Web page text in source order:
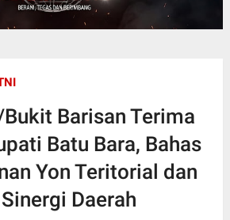
Barisan Terima
Batu Bara, Bahas
Yon Teritorial dan
Daerah